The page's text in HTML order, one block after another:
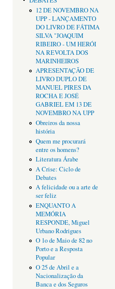
12 DE NOVEMBRO NA
UPP - LANÇAMENTO
DO LIVRO DE FÁTIMA
SILVA "JOAQUIM
RIBEIRO - UM HERÓI
NA REVOLTA DOS
MARINHEIROS
APRESENTAÇÃO DE
LIVRO DUPLO DE
MANUEL PIRES DA
ROCHA E JOSÉ
GABRIEL EM 13 DE
NOVEMBRO NA UPP
Obreiros da nossa
história
Quem me procurará
entre os homens?
Literatura Árabe
A Crise: Ciclo de
Debates
A felicidade ou a arte de
ser feliz
ENQUANTO A
MEMÓRIA
RESPONDE, Miguel
Urbano Rodrigues
O 1o de Maio de 82 no
Porto e a Resposta
Popular
O 25 de Abril e a
Nacionalização da
Banca e dos Seguros